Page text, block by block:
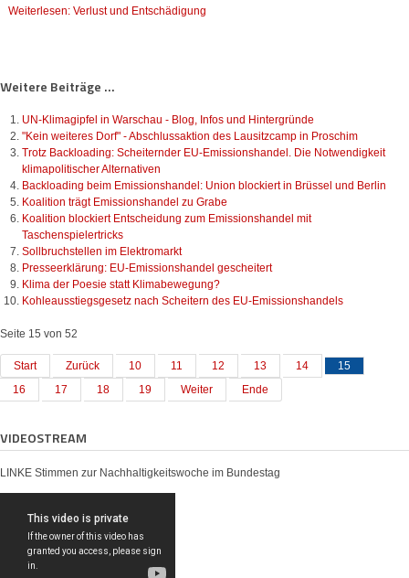
Weiterlesen: Verlust und Entschädigung
Weitere Beiträge ...
UN-Klimagipfel in Warschau - Blog, Infos und Hintergründe
"Kein weiteres Dorf" - Abschlussaktion des Lausitzcamp in Proschim
Trotz Backloading: Scheiternder EU-Emissionshandel. Die Notwendigkeit
klimapolitischer Alternativen
Backloading beim Emissionshandel: Union blockiert in Brüssel und Berlin
Koalition trägt Emissionshandel zu Grabe
Koalition blockiert Entscheidung zum Emissionshandel mit
Taschenspielertricks
Sollbruchstellen im Elektromarkt
Presseerklärung: EU-Emissionshandel gescheitert
Klima der Poesie statt Klimabewegung?
Kohleausstiegsgesetz nach Scheitern des EU-Emissionshandels
Seite 15 von 52
Start Zurück 10 11 12 13 14
15
16
17 18 19 Weiter Ende
VIDEOSTREAM
LINKE Stimmen zur Nachhaltigkeitswoche im Bundestag